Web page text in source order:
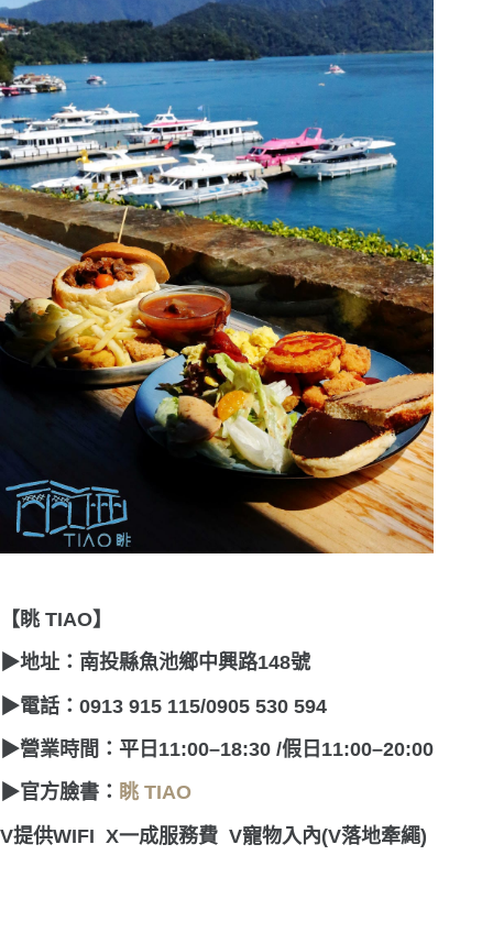
【眺 TIAO】
▶地址：南投縣魚池鄉中興路148號
▶電話：0913 915 115/0905 530 594
▶營業時間：平日11:00–18:30 /假日11:00–20:00
▶官方臉書： 眺 TIAO
V提供WIFI X一成服務費 V寵物入內(V落地牽繩)